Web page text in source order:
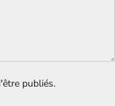
publiés.